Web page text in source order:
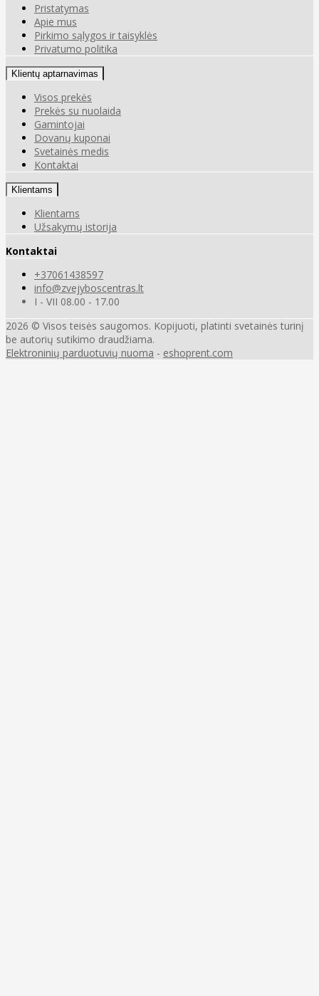
Pristatymas
Apie mus
Pirkimo sąlygos ir taisyklės
Privatumo politika
Klientų aptarnavimas
Visos prekės
Prekės su nuolaida
Gamintojai
Dovanų kuponai
Svetainės medis
Kontaktai
Klientams
Klientams
Užsakymų istorija
Kontaktai
+37061438597
info@zvejyboscentras.lt
I - VII 08.00 - 17.00
2026 © Visos teisės saugomos. Kopijuoti, platinti svetainės turinį
be autorių sutikimo draudžiama.
Elektroninių parduotuvių nuoma - eshoprent.com